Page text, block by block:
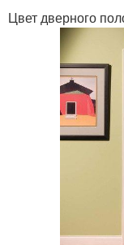
Цвет дверного